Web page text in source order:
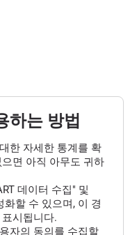
하는 방법
한 자세한 통계를 확
면 아직 아무도 귀하
데이터 수집" 및
화할 수 있으며, 이 경
시됩니다.
자의 동의를 수집할